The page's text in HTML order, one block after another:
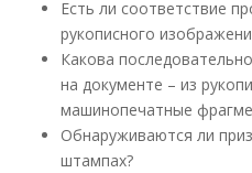
Есть ли соответствие
рукописного
Какова
на документе – из
машинопечатные
Обнаруживаются ли
штампах?